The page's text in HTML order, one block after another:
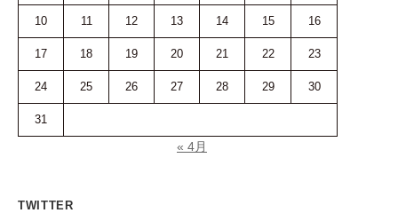
10 11 12 13 14 15 16
17 18 19 20 21 22 23
24 25 26 27 28 29 30
31
« 4月
TWITTER